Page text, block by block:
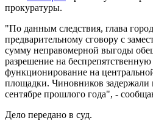
прокуратуры.
"По данным следствия, глава
предварительному сговору с
сумму неправомерной выгоды
разрешение на
функционирование на
площадки. Чиновников задержали
сентябре прошлого года", -
Дело передано в суд.